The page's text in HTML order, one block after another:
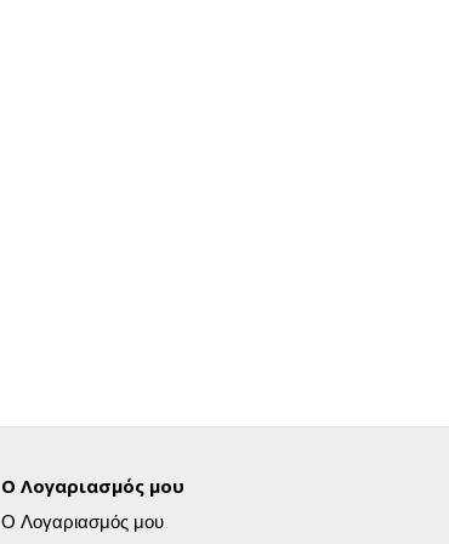
Ο Λογαριασμός μου
Ο Λογαριασμός μου